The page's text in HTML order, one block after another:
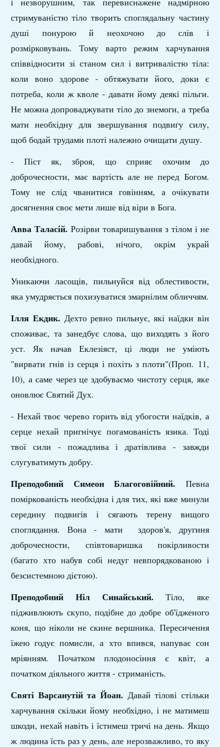
стримуваністю тіло творить споглядальну частину
душі понурою й неохочою до слів і
розмірковувань. Тому варто режим харчування
співвідносити зі станом сил і витривалістю тіла:
коли воно здорове - обтяжувати його, доки є
потреба, коли ж кволе - давати йому деякі пільги.
Не можна допроваджувати тіло до знемоги, а треба
мати необхідну для звершування подвигу силу,
щоб бодай трудами плоті належно очищати душу.
- Піст як, зброя, що сприяє охочим до
доброчесности, має вартість але не перед Богом.
Тому не слід чванитися говінням, а очікувати
досягнення своє мети лише від віри в Бога.
Авва Таласій.Розірви товаришування з тілом і не
давай йому, рабові, нічого, окрім украй
необхідного.
Уникаючи ласощів, пильнуйся від облестивости,
яка умудряється похизуватися змарнілим обличчям.
Ілля Екдик. Дехто ревно пильнує, які наїдки він
споживає, та занедбує слова, що виходять з його
уст. Як начав Еклезіяст, ці люди не уміють
"вирвати гнів із серця і похіть з плоти"(Проп. 11,
10), а саме через це здобуваємо чистоту серця, яке
оновлює Святий Дух.
- Нехай твоє черево горить від убогости наїдків, а
серце нехай пригнічує погамованість язика. Тоді
твої сили - пожадлива і дратівлива - завжди
слугуватимуть добру.
Преподобний Симеон Благоговійний. Певна
поміркованість необхідна і для тих, які вже минули
середину подвигів і сягають терену вищого
споглядання. Вона - мати здоров'я, другиня
доброчесности, співтоваришка покірливости
(багато хто набув собі недуг невпорядкованою і
безсистемною дієтою).
Преподобний Ніл Синайський. Тіло, яке
підживлюють скупо, подібне до добре об'їдженого
коня, що ніколи не скине вершника. Пересичення
їжею годує помисли, а хто впився, напуває сон
мріянням. Початком плодоносіння є квіт, а
початком діяльного життя - стриманість.
Святі Варсанутій та Йоан. Давай тілові стільки
харчування скільки йому необхідно, і не матимеш
шкоди, нехай навіть і їстимеш тричі на день. Якщо
ж людина їсть раз у день, але нерозважливо, то яку